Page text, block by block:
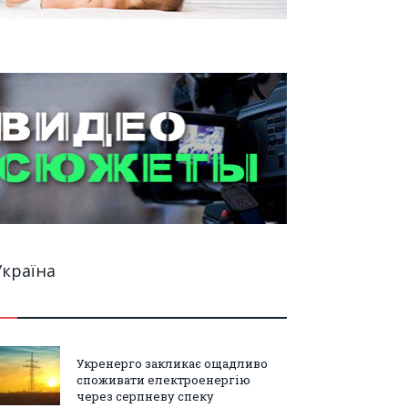
Укренерго закликає ощадливо
споживати електроенергію
через серпневу спеку